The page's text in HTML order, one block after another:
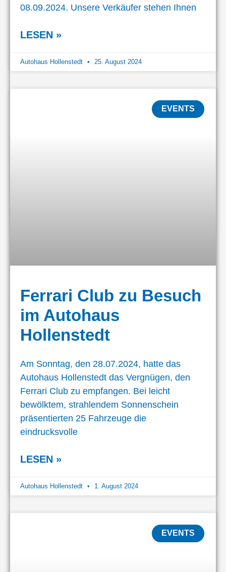
08.09.2024. Unsere Verkäufer stehen Ihnen
LESEN »
Autohaus Hollenstedt 25. August 2024
EVENTS
Ferrari Club zu Besuch
im Autohaus
Hollenstedt
Am Sonntag, den 28.07.2024, hatte das
Autohaus Hollenstedt das Vergnügen, den
Ferrari Club zu empfangen. Bei leicht
bewölktem, strahlendem Sonnenschein
präsentierten 25 Fahrzeuge die
eindrucksvolle
LESEN »
Autohaus Hollenstedt 1. August 2024
EVENTS